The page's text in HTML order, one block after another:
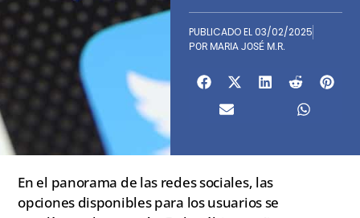
PUBLICADO EL 03/02/2025
POR MARIA JOSÉ M.R.
En el panorama de las redes sociales, las
opciones disponibles para los usuarios se